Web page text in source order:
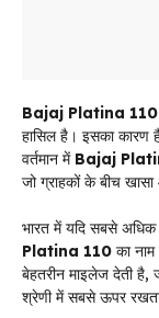
Bajaj Platina 110
हासिल है। इसका कारण
वर्तमान मेंBajaj
जो ग्राहकों के बीच
भारत में यदि सबसे अधिक
Platina 110 का
बेहतरीन माइलेज देती है,
श्रेणी में सबसे ऊपर